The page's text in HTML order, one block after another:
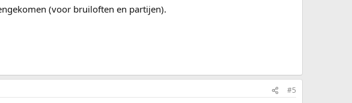
(voor bruiloften en partijen).
#5